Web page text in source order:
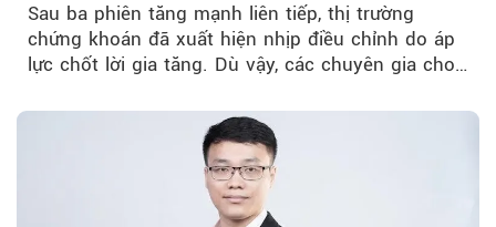
Sau ba phiên tăng mạnh liên tiếp, thị trường
chứng khoán đã xuất hiện nhịp điều chỉnh do áp
lực chốt lời gia tăng. Dù vậy, các chuyên gia cho